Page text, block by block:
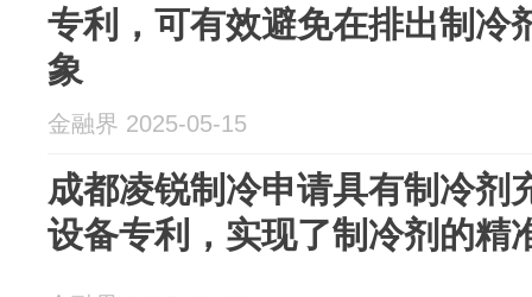
专利，可有效避免在排出制冷
象
金融界 2025-05-15
成都凌锐制冷申请具有制冷剂
设备专利，实现了制冷剂的精